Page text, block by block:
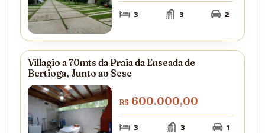
3 3 2
Villagio a 70mts da Praia da Enseada de
Bertioga, Junto ao Sesc
R$ 600.000,00
3 3 1